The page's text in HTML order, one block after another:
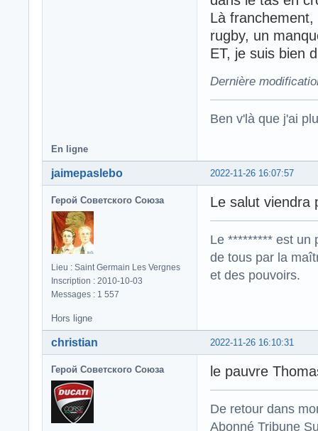
Là
rugby, un
ET, je suis bien
Dernière
Ben v'là que j'ai
En ligne
2022-11-26 16:07:57
jaimepaslebo
Герой Советского Союза
Lieu : Saint Germain Les Vergnes
Inscription : 2010-10-03
Messages : 1 557
Le salut viendra
Le ********* est un
de tous par la
et des pouvoirs.
Hors ligne
2022-11-26 16:10:31
christian
Герой Советского Союза le pauvre
De retour dans
Abonné Tribune